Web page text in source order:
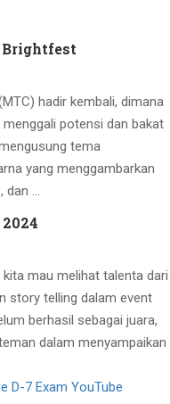
Brightfest
hadir kembali, dimana
potensi dan bakat
tema
yang menggambarkan
dan …
mau melihat talenta dari
story telling dalam event
berhasil sebagai juara,
dalam menyampaikan